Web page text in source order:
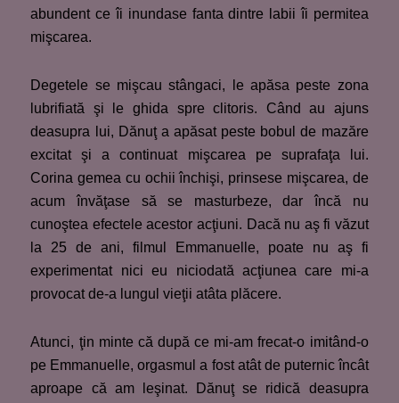
abundent ce îi inundase fanta dintre labii îi permitea
mişcarea.
Degetele se mişcau stângaci, le apăsa peste zona
lubrifiată şi le ghida spre clitoris. Când au ajuns
deasupra lui, Dănuţ a apăsat peste bobul de mazăre
excitat şi a continuat mişcarea pe suprafaţa lui.
Corina gemea cu ochii închişi, prinsese mişcarea, de
acum învăţase să se masturbeze, dar încă nu
cunoştea efectele acestor acţiuni. Dacă nu aş fi văzut
la 25 de ani, filmul Emmanuelle, poate nu aş fi
experimentat nici eu niciodată acţiunea care mi-a
provocat de-a lungul vieţii atâta plăcere.
Atunci, ţin minte că după ce mi-am frecat-o imitând-o
pe Emmanuelle, orgasmul a fost atât de puternic încât
aproape că am leşinat. Dănuţ se ridică deasupra